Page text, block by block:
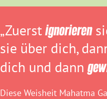
„Zuerstignorieren
sie über dich,
dich und dann
Diese Weisheit Mahatma